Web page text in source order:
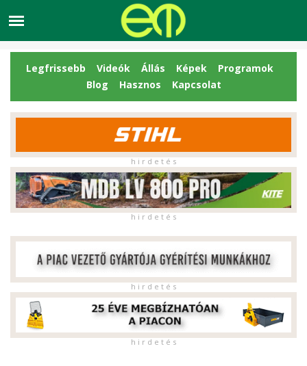
Legfrissebb Videók Állás Képek
Programok
Blog
Hasznos Kapcsolat
h i r d e t é s
h i r d e t é s
h i r d e t é s
h i r d e t é s